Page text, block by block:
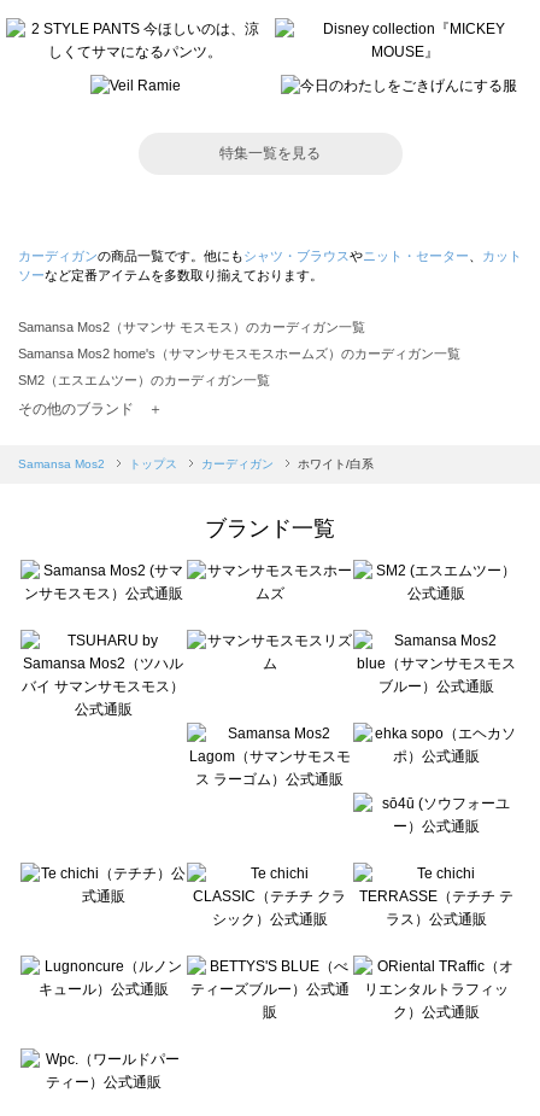
特集一覧を見る
カーディガンの商品一覧です。他にもシャツ・ブラウスやニット・セーター
カット
ソーなど定番アイテムを多数取り揃えております。
Samansa Mos2（サマンサ モスモス）のカーディガン一覧
Samansa Mos2 home's（サマンサモスモスホームズ）のカーディガン一覧
SM2（エスエムツー）のカーディガン一覧
TSUHARU by Samansa Mos2（ツハルバイサマンサモスモス）のカーディガン一覧
Samansa Mos2 blue（サマンサモスモス ブルー）のカーディガン一覧
sō4ū（ソウフォーユー）のカーディガン一覧
Te chichi（テチチ）のカーディガン一覧
Te chichi CLASSIC（テチチ クラシック）のカーディガン一覧
Lugnoncure（ルノンキュール）のカーディガン一覧
BETTY'S BLUE（べティーズブルー）のカーディガン一覧
Wpc.（ワールドパーティー）のカーディガン一覧
その他のブランド ＋
Samansa Mos2 トップス カーディガン ホワイト/白系
ブランド一覧